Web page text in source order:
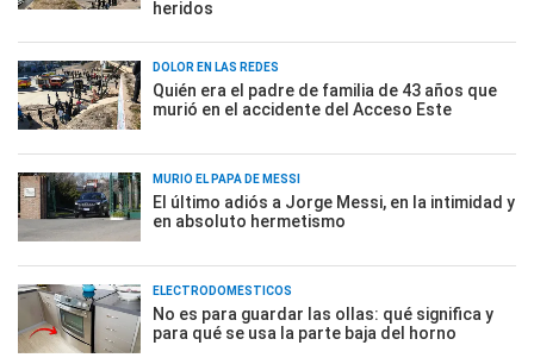
heridos
DOLOR EN LAS REDES
Quién era el padre de familia de 43 años que
murió en el accidente del Acceso Este
MURIÓ EL PAPÁ DE MESSI
El último adiós a Jorge Messi, en la intimidad y
en absoluto hermetismo
ELECTRODOMÉSTICOS
No es para guardar las ollas: qué significa y
para qué se usa la parte baja del horno